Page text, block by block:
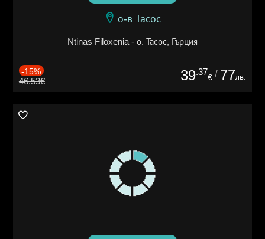
о-в Тасос
Ntinas Filoxenia - о. Тасос, Гърция
-15%
46.53€ 39.37
€ / 77лв.